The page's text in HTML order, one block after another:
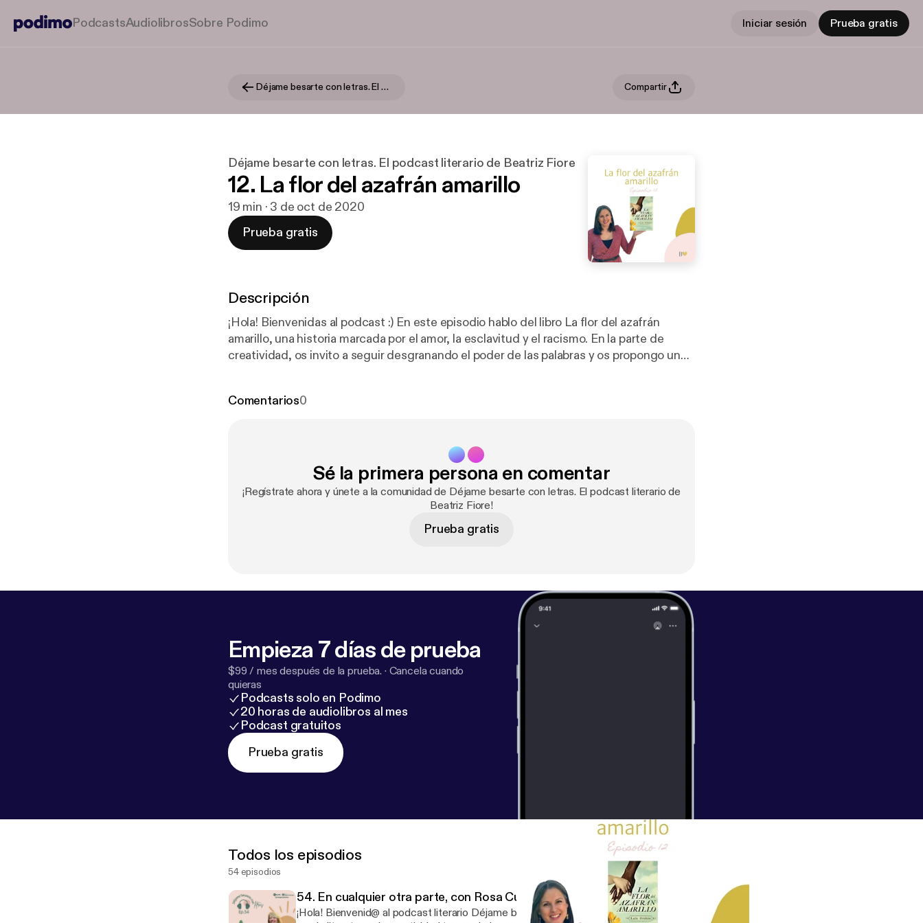
PodcastsAudiolibrosSobre Podimo Iniciar sesión Prueba gratis
Déjame besarte con letras. El podcast literario de Beatriz Fiore Compartir
Déjame besarte con letras. El podcast literario de Beatriz Fiore
12. La flor del azafrán amarillo
19 min · 3 de oct de 2020
Prueba gratis
Descripción
¡Hola! Bienvenidas al podcast :) En este episodio hablo del libro La flor del azafrán
amarillo, una historia marcada por el amor, la esclavitud y el racismo. En la parte de
creatividad, os invito a seguir desgranando el poder de las palabras y os propongo un
Comentarios0
Sé la primera persona en comentar
¡Regístrate ahora y únete a la comunidad de Déjame besarte con letras. El podcast literario de
Beatriz Fiore!
Prueba gratis
Empieza 7 días de prueba
$99 / mes después de la prueba. · Cancela cuando
quieras
Podcasts solo en Podimo
20 horas de audiolibros al mes
Podcast gratuitos
Prueba gratis
Todos los episodios
54 episodios
54. En cualquier otra parte, con Rosa Cuadrado
¡Hola! Bienvenid@ al podcast literario Déjame besarte con letras. En este encuentro